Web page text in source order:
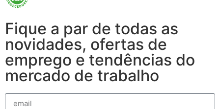
Fique a par de todas as
novidades, ofertas de
emprego e tendências do
mercado de trabalho